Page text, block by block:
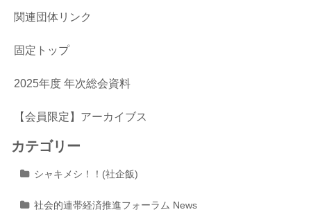
関連団体リンク
固定トップ
2025年度 年次総会資料
【会員限定】アーカイブス
カテゴリー
シャキメシ！！(社企飯)
社会的連帯経済推進フォーラム News